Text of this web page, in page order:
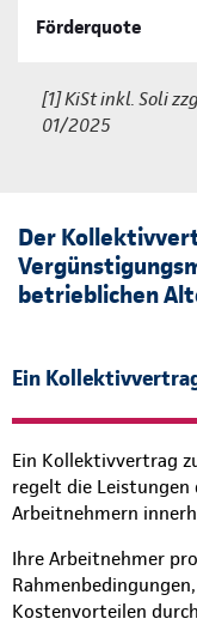
Förderquote
[1] KiSt inkl. Soli
01/2025
Der
betrieblichen
Ein
Ein Kollektivvertrag
regelt die Leistungen
Arbeitnehmern
Ihre Arbeitnehmer
Kostenvorteilen